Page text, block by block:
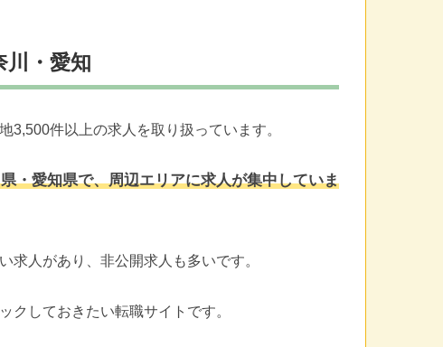
川・愛知
3,500件以上の求人を取り扱っています。
・愛知県で、周辺エリアに求人が集中していま
求人があり、非公開求人も多いです。
クしておきたい転職サイトです。